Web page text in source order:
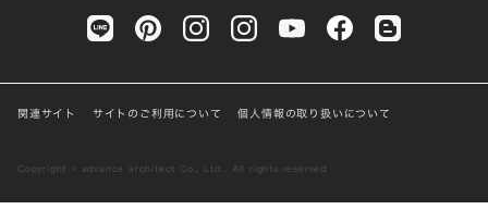
関連サイト サイトのご利用について 個人情報の取り扱いについて
Copyright © advance architect Co., Ltd . All rights reserved